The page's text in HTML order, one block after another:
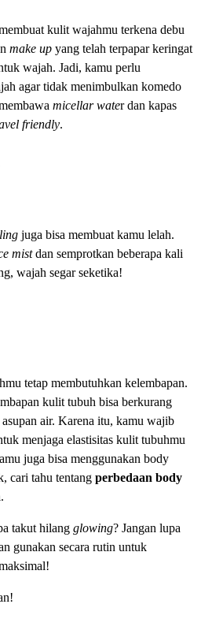
kulit wajahmu terkena debu
make up yang telah terpapar keringat
wajah. Jadi, kamu perlu
agar tidak menimbulkan komedo
micellar water dan kapas
friendly.
juga bisa membuat kamu lelah.
mistdan semprotkan beberapa kali
wajah segar seketika!
tetap membutuhkan kelembapan.
kulit tubuh bisa berkurang
air. Karena itu, kamu wajib
menjaga elastisitas kulit tubuhmu
juga bisa menggunakan body
cari tahu tentangperbedaan body
.
takut hilangglowing? Jangan lupa
gunakan secara rutin untuk